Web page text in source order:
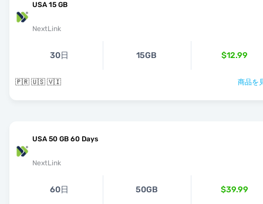
USA 15 GB
NextLink
30日 15GB $12.99
🇵🇷 🇺🇸 🇻🇮 商品を
USA 50 GB 60 Days
NextLink
60日 50GB $39.99